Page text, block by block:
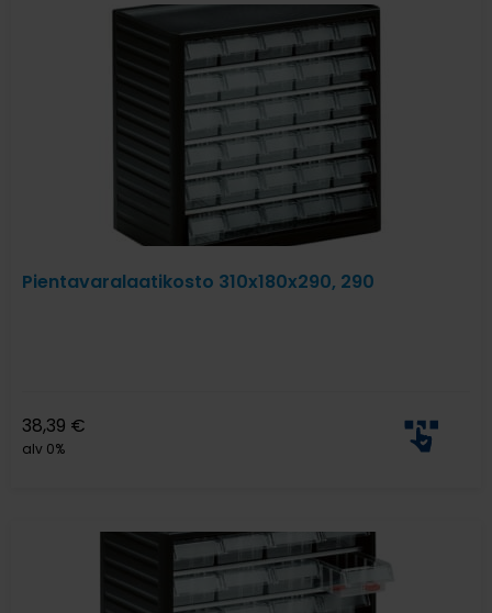
Pientavaralaatikosto 310x180x290, 290
38,39 €
alv 0%